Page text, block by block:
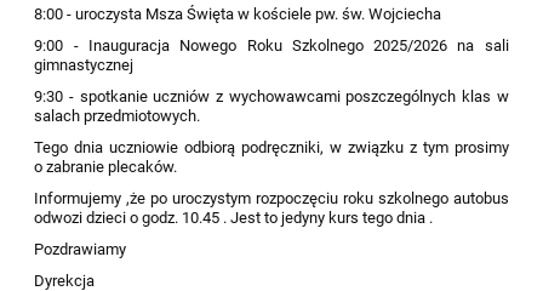
8:00 - uroczysta Msza Święta w kościele pw. św. Wojciecha
9:00 - Inauguracja Nowego Roku Szkolnego 2025/2026 na sali
gimnastycznej
9:30 - spotkanie uczniów z wychowawcami poszczególnych klas w
salach przedmiotowych.
Tego dnia uczniowie odbiorą podręczniki, w związku z tym prosimy
o zabranie plecaków.
Informujemy ,że po uroczystym rozpoczęciu roku szkolnego autobus
odwozi dzieci o godz. 10.45 . Jest to jedyny kurs tego dnia .
Pozdrawiamy
Dyrekcja